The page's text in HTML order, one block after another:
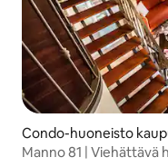
Condo-huoneisto
Manno 81 | Viehättävä